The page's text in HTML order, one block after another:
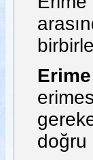
Erime
doğru